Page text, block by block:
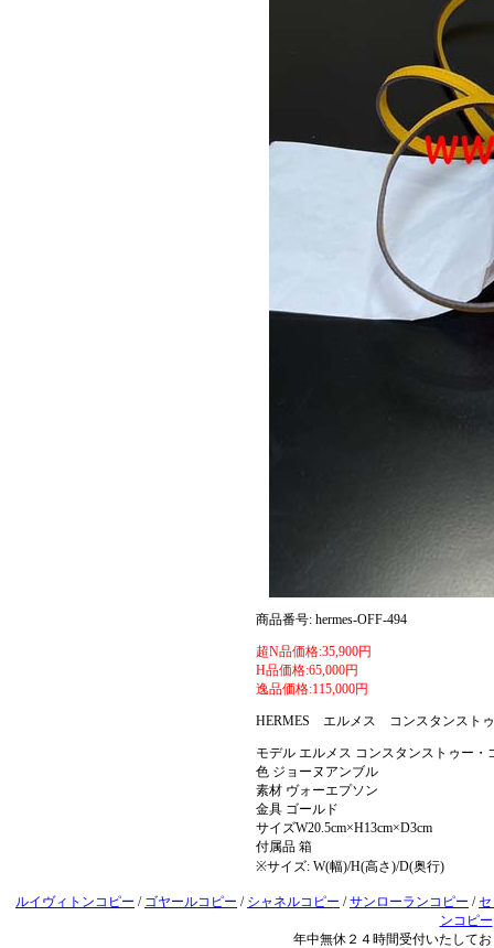
商品番号: hermes-OFF-494
超N品価格:35,900円
H品価格:65,000円
逸品価格:115,000円
HERMES エルメス コンスタンスト
モデル エルメス コンスタンストゥー・
色 ジョーヌアンブル
素材 ヴォーエプソン
金具 ゴールド
サイズW20.5cm×H13cm×D3cm
付属品 箱
※サイズ: W(幅)/H(高さ)/D(奥行)
ルイヴィトンコピー / ゴヤールコピー / シャネルコピー /サンローランコピー /
ンコピー
年中無休２４時間受付いたして